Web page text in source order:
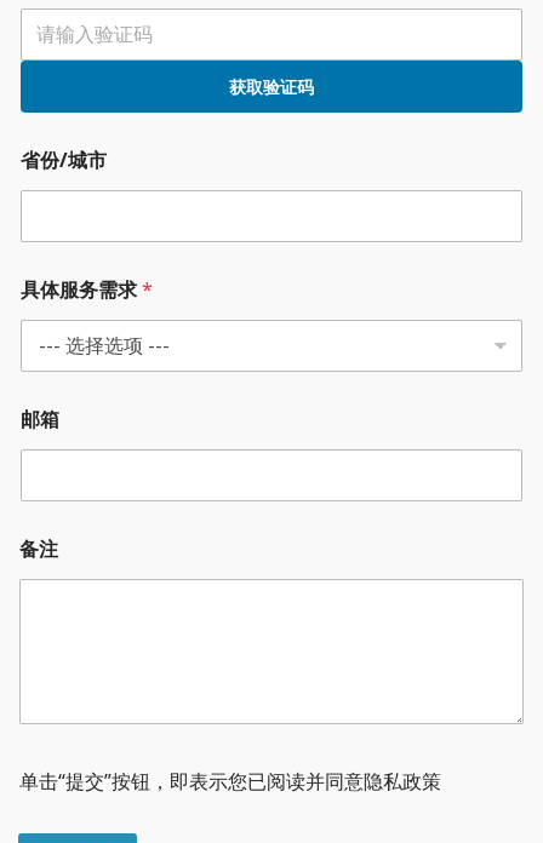
获取验证码
省份/城市
具体服务需求*
邮箱
备注
单击“提交”按钮，即表示您已阅读并同意隐私政策